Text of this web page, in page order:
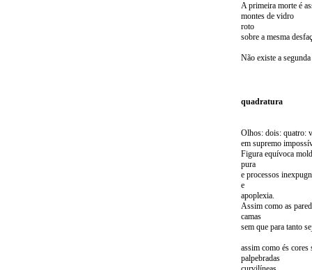
A primeira morte é
montes de vidro
roto
sobre a mesma
Não existe a
quadratura
Olhos: dois: quatro:
em supremo
Figura equívoca
pura
e processos
e
apoplexia.
Assim como as
camas
sem que para tanto
assim como és cores
palpebradas